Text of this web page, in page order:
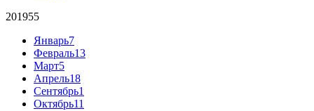
201955
Январь7
Февраль13
Март5
Апрель18
Сентябрь1
Октябрь11